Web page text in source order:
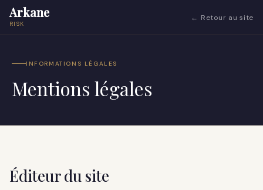
Arkane
RISK
← Retour au site
INFORMATIONS LÉGALES
Mentions légales
Éditeur du site